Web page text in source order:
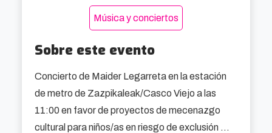
Música y conciertos
Sobre este evento
Concierto de Maider Legarreta en la estación
de metro de Zazpikaleak/Casco Viejo a las
11:00 en favor de proyectos de mecenazgo
cultural para niños/as en riesgo de exclusión